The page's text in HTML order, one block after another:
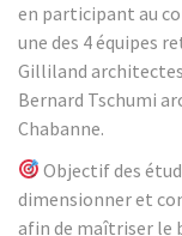
en participant au
une des 4 équipes
Gilliland
Bernard Tschumi
Chabanne.
Objectif des
dimensionner et
afin de maîtriser le